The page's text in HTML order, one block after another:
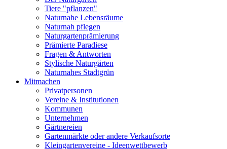
Tiere "pflanzen"
Naturnahe Lebensräume
Naturnah pflegen
Naturgartenprämierung
Prämierte Paradiese
Fragen & Antworten
Stylische Naturgärten
Naturnahes Stadtgrün
Mitmachen
Privatpersonen
Vereine & Institutionen
Kommunen
Unternehmen
Gärtnereien
Gartenmärkte oder andere Verkaufsorte
Kleingartenvereine - Ideenwettbewerb